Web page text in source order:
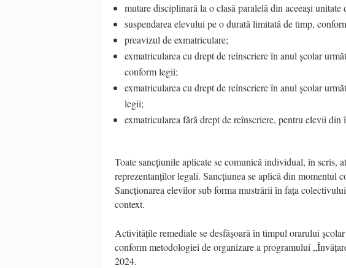
mutare disciplinară la o clasă paralelă din aceeași unitate
suspendarea elevului pe o durată limitată de timp,
preavizul de exmatriculare;
exmatricularea cu drept de reînscriere în anul școlar
conform legii;
exmatricularea cu drept de reînscriere în anul școlar
legii;
exmatricularea fără drept de reînscriere, pentru elevii din
Toate sancțiunile aplicate se comunică individual, în scris,
reprezentanților legali. Sancțiunea se aplică din momentul
Sancționarea elevilor sub forma mustrării în fața
context.
Activitățile remediale se desfășoară în timpul orarului
conform metodologiei de organizare a programului
2024.